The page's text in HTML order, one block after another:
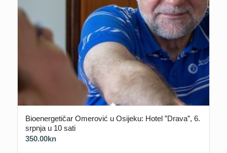
Bioenergetičar Omerović u Osijeku: Hotel ”Drava”, 6.
srpnja u 10 sati
350.00kn